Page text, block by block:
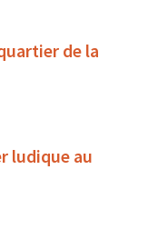
de la
ludique au